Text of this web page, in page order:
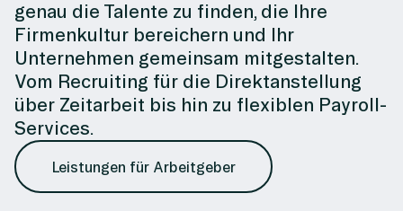
genau die Talente zu finden, die Ihre
Firmenkultur bereichern und Ihr
Unternehmen gemeinsam mitgestalten.
Vom Recruiting für die Direktanstellung
über Zeitarbeit bis hin zu flexiblen Payroll-
Services.
Leistungen für Arbeitgeber